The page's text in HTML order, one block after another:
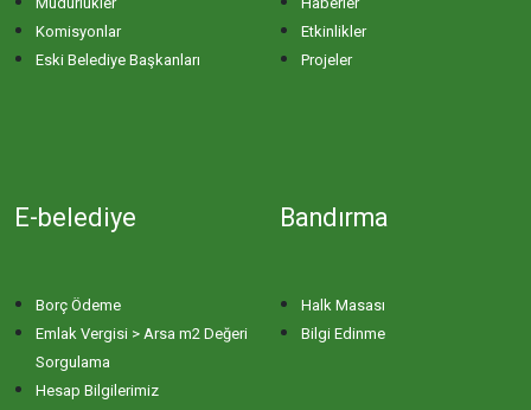
Komisyonlar
Eski Belediye Başkanları
Etkinlikler
Projeler
E-belediye
Borç Ödeme
Emlak Vergisi > Arsa m2 Değeri
Sorgulama
Hesap Bilgilerimiz
Bandırma
Halk Masası
Bilgi Edinme